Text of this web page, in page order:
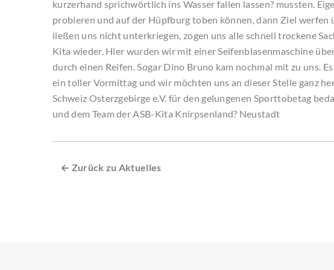
kurzerhand sprichwörtlich ins Wasser fallen lassen? mussten.
probieren und auf der Hüpfburg toben können, dann Ziel werfen
ließen uns nicht unterkriegen, zogen uns alle schnell trockene
Kita wieder. Hier wurden wir mit einer Seifenblasenmaschine
durch einen Reifen. Sogar Dino Bruno kam nochmal mit zu uns.
ein toller Vormittag und wir möchten uns an dieser Stelle ganz
Schweiz Osterzgebirge e.V. für den gelungenen Sporttobetag
und dem Team der ASB-Kita Knirpsenland? Neustadt
← Zurück zu Aktuelles